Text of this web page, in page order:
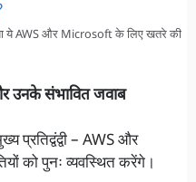
ये AWS और Microsoft के लिए खतरे की
उनके संभावित जवाब
– AWS और
को पुनः व्यवस्थित करेंगे।